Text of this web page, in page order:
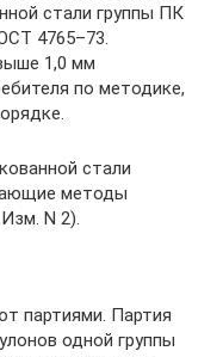
стали группы ПК
4765–73.
1,0 мм
по методике,
стали
методы
N 2).
партиями. Партия
одной группы